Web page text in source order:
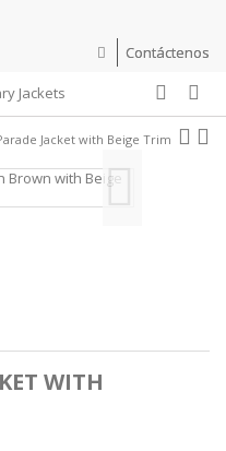
Contáctenos
Jacket with Beige Trim
WITH